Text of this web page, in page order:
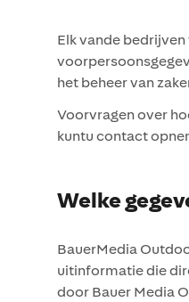
Elk vande
het beheer van
Voorvragen over
kuntu contact
Welke
BauerMedia
uitinformatie die
door Bauer Media